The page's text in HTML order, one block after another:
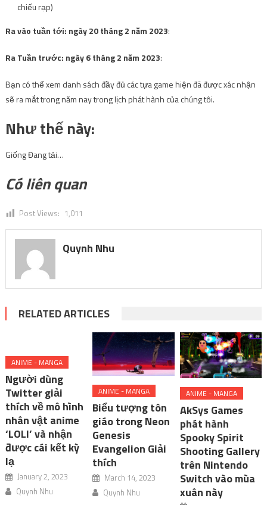
chiếu rạp)
Ra vào tuần tới: ngày 20 tháng 2 năm 2023:
Ra Tuần trước: ngày 6 tháng 2 năm 2023:
Bạn có thể xem danh sách đầy đủ các tựa game hiện đã được xác nhận
sẽ ra mắt trong năm nay trong lịch phát hành của chúng tôi.
Như thế này:
GiốngĐang tải…
Có liên quan
Post Views: 1,011
Quynh Nhu
RELATED ARTICLES
ANIME - MANGA
Người dùng
Twitter giải
thích về mô hình
nhân vật anime
‘LOLI’ và nhận
được cái kết kỳ
lạ
January 2, 2023
Quynh Nhu
ANIME - MANGA
Biểu tượng tôn
giáo trong Neon
Genesis
Evangelion Giải
thích
March 14, 2023
Quynh Nhu
ANIME - MANGA
AkSys Games
phát hành
Spooky Spirit
Shooting Gallery
trên Nintendo
Switch vào mùa
xuân này